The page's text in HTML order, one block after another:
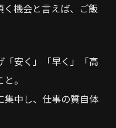
機会と言えば、ご飯
「安く」「早く」「高
。
集中し、仕事の質自体